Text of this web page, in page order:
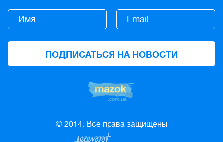
© 2014. Все права защищены